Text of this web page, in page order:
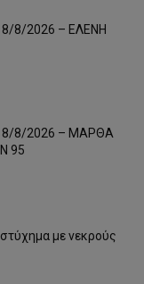
8/2026 – ΕΛΕΝΗ
8/8/2026 – ΜΑΡΘΑ
95
με νεκρούς